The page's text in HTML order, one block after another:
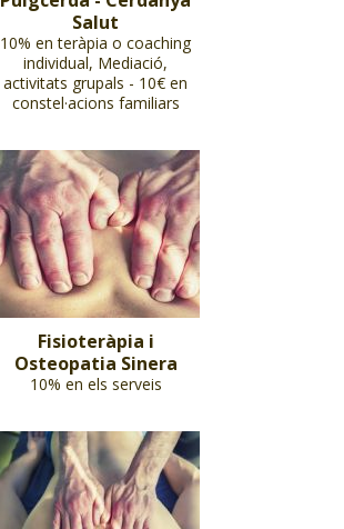
Salut
10% en teràpia o coaching
individual, Mediació,
activitats grupals - 10€ en
constel·acions familiars
Fisioteràpia i
Osteopatia Sinera
10% en els serveis